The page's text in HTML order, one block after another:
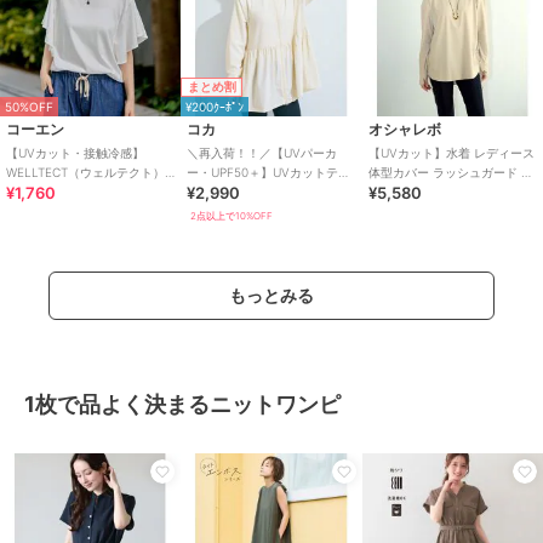
50%OFF
コーエン
【UVカット・接触冷感】
WELLTECT（ウェルテクト）
USAコットン フレアスリーブ
¥1,760
まとめ割
¥200ｸｰﾎﾟﾝ
コカ
＼再入荷！！／【UVパーカ
ー・UPF50＋】UVカットティ
アードパーカー 全4色
¥2,990
2点以上で10%OFF
オシャレボ
【UVカット】水着 レディース
体型カバー ラッシュガード 2
点セット
¥5,580
もっとみる
1枚で品よく決まるニットワンピ